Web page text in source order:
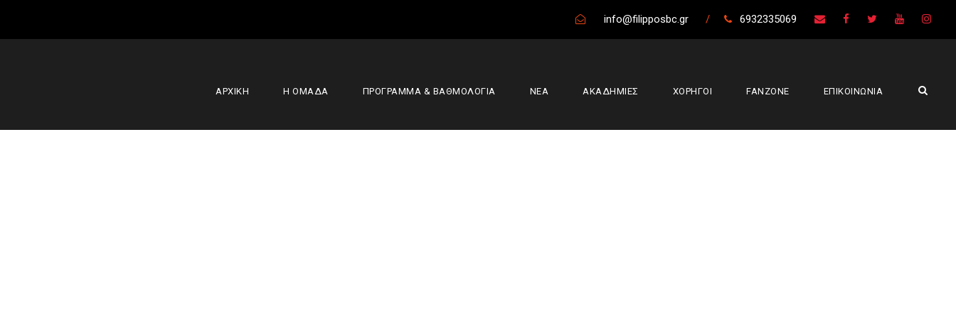
info@filipposbc.gr / 6932335069
ΑΡΧΙΚΗ Η ΟΜΑΔΑ ΠΡΟΓΡΑΜΜΑ & ΒΑΘΜΟΛΟΓΙΑ ΝΕΑ ΑΚΑΔΗΜΙΕΣ ΧΟΡΗΓΟΙ FANZONE ΕΠΙΚΟΙΝΩΝΙΑ